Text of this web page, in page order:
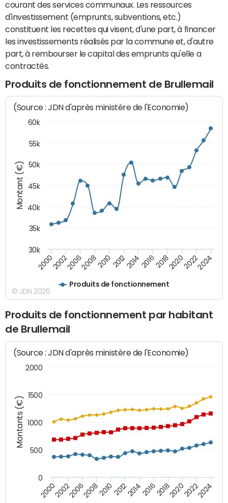
courant des services communaux. Les ressources
d'investissement (emprunts, subventions, etc.)
constituent les recettes qui visent, d'une part, à financer
les investissements réalisés par la commune et, d'autre
part, à rembourser le capital des emprunts qu'elle a
contractés.
Produits de fonctionnement de Brullemail
Montant (€)
(Source : JDN d'après ministère de l'Economie)
Produits de fonctionnement
20002002200620082010 2012201420162018202020222024
30k
35k
40k
45k
50k
55k
60k
© JDN 2026
Produits de fonctionnement par habitant
de Brullemail
Montants (€)
(Source : JDN d'après ministère de l'Economie)
200020022006200820102012201420162018202020222024
0
500
1000
1500
2000